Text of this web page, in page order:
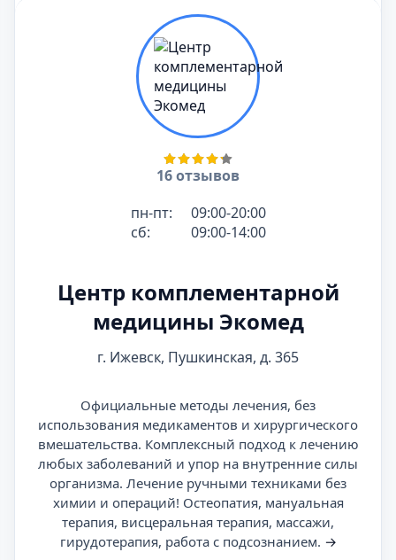
16 отзывов
пн-пт:
09:00-20:00
сб:
09:00-14:00
Центр комплементарной
медицины Экомед
г. Ижевск, Пушкинская, д. 365
Официальные методы лечения, без
использования медикаментов и хирургического
вмешательства. Комплексный подход к лечению
любых заболеваний и упор на внутренние силы
организма. Лечение ручными техниками без
химии и операций! Остеопатия, мануальная
терапия, висцеральная терапия, массажи,
гирудотерапия, работа с подсознанием. →